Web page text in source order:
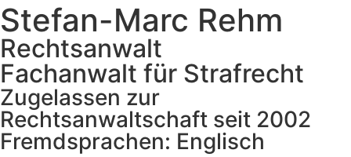
Stefan-Marc Rehm
Rechtsanwalt
Fachanwalt für Strafrecht
Zugelassen zur
Rechtsanwaltschaft seit 2002
Fremdsprachen: Englisch